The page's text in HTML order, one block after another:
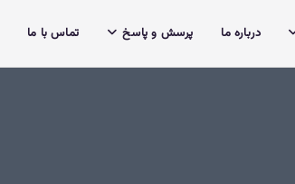
درباره ما پرسش و پاسخ تماس با ما